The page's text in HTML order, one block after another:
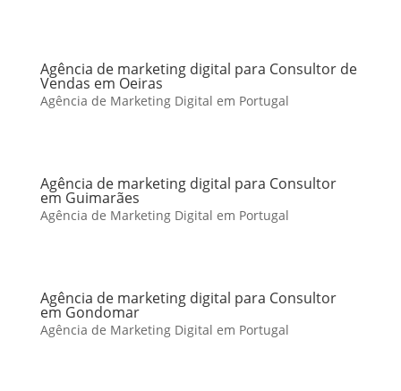
Agência de marketing digital para Consultor de
Vendas em Oeiras
Agência de Marketing Digital em Portugal
Agência de marketing digital para Consultor
em Guimarães
Agência de Marketing Digital em Portugal
Agência de marketing digital para Consultor
em Gondomar
Agência de Marketing Digital em Portugal